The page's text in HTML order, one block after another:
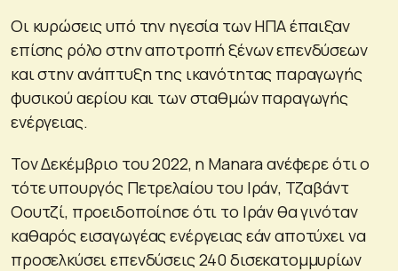
Οι κυρώσεις υπό την ηγεσία των ΗΠΑ έπαιξαν
επίσης ρόλο στην αποτροπή ξένων επενδύσεων
και στην ανάπτυξη της ικανότητας παραγωγής
φυσικού αερίου και των σταθμών παραγωγής
ενέργειας.
Τον Δεκέμβριο του 2022, η Manara ανέφερε ότι ο
τότε υπουργός Πετρελαίου του Ιράν, Τζαβάντ
Οουτζί, προειδοποίησε ότι το Ιράν θα γινόταν
καθαρός εισαγωγέας ενέργειας εάν αποτύχει να
προσελκύσει επενδύσεις 240 δισεκατομμυρίων